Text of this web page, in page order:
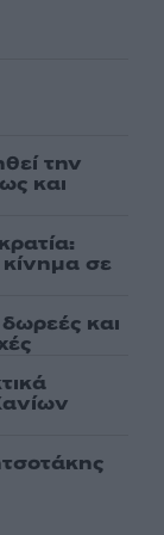
την
και
σε
και